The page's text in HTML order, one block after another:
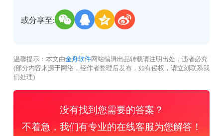
或分享至:
温馨提示：本文由金舟软件网站编辑出品转载请注明出处，违者必究
(部分内容来源于网络，经作者整理后发布，如有侵权，请立刻联系我
们处理)
没有找到您需要的答案？
不着急，我们有专业的在线客服为您解答！